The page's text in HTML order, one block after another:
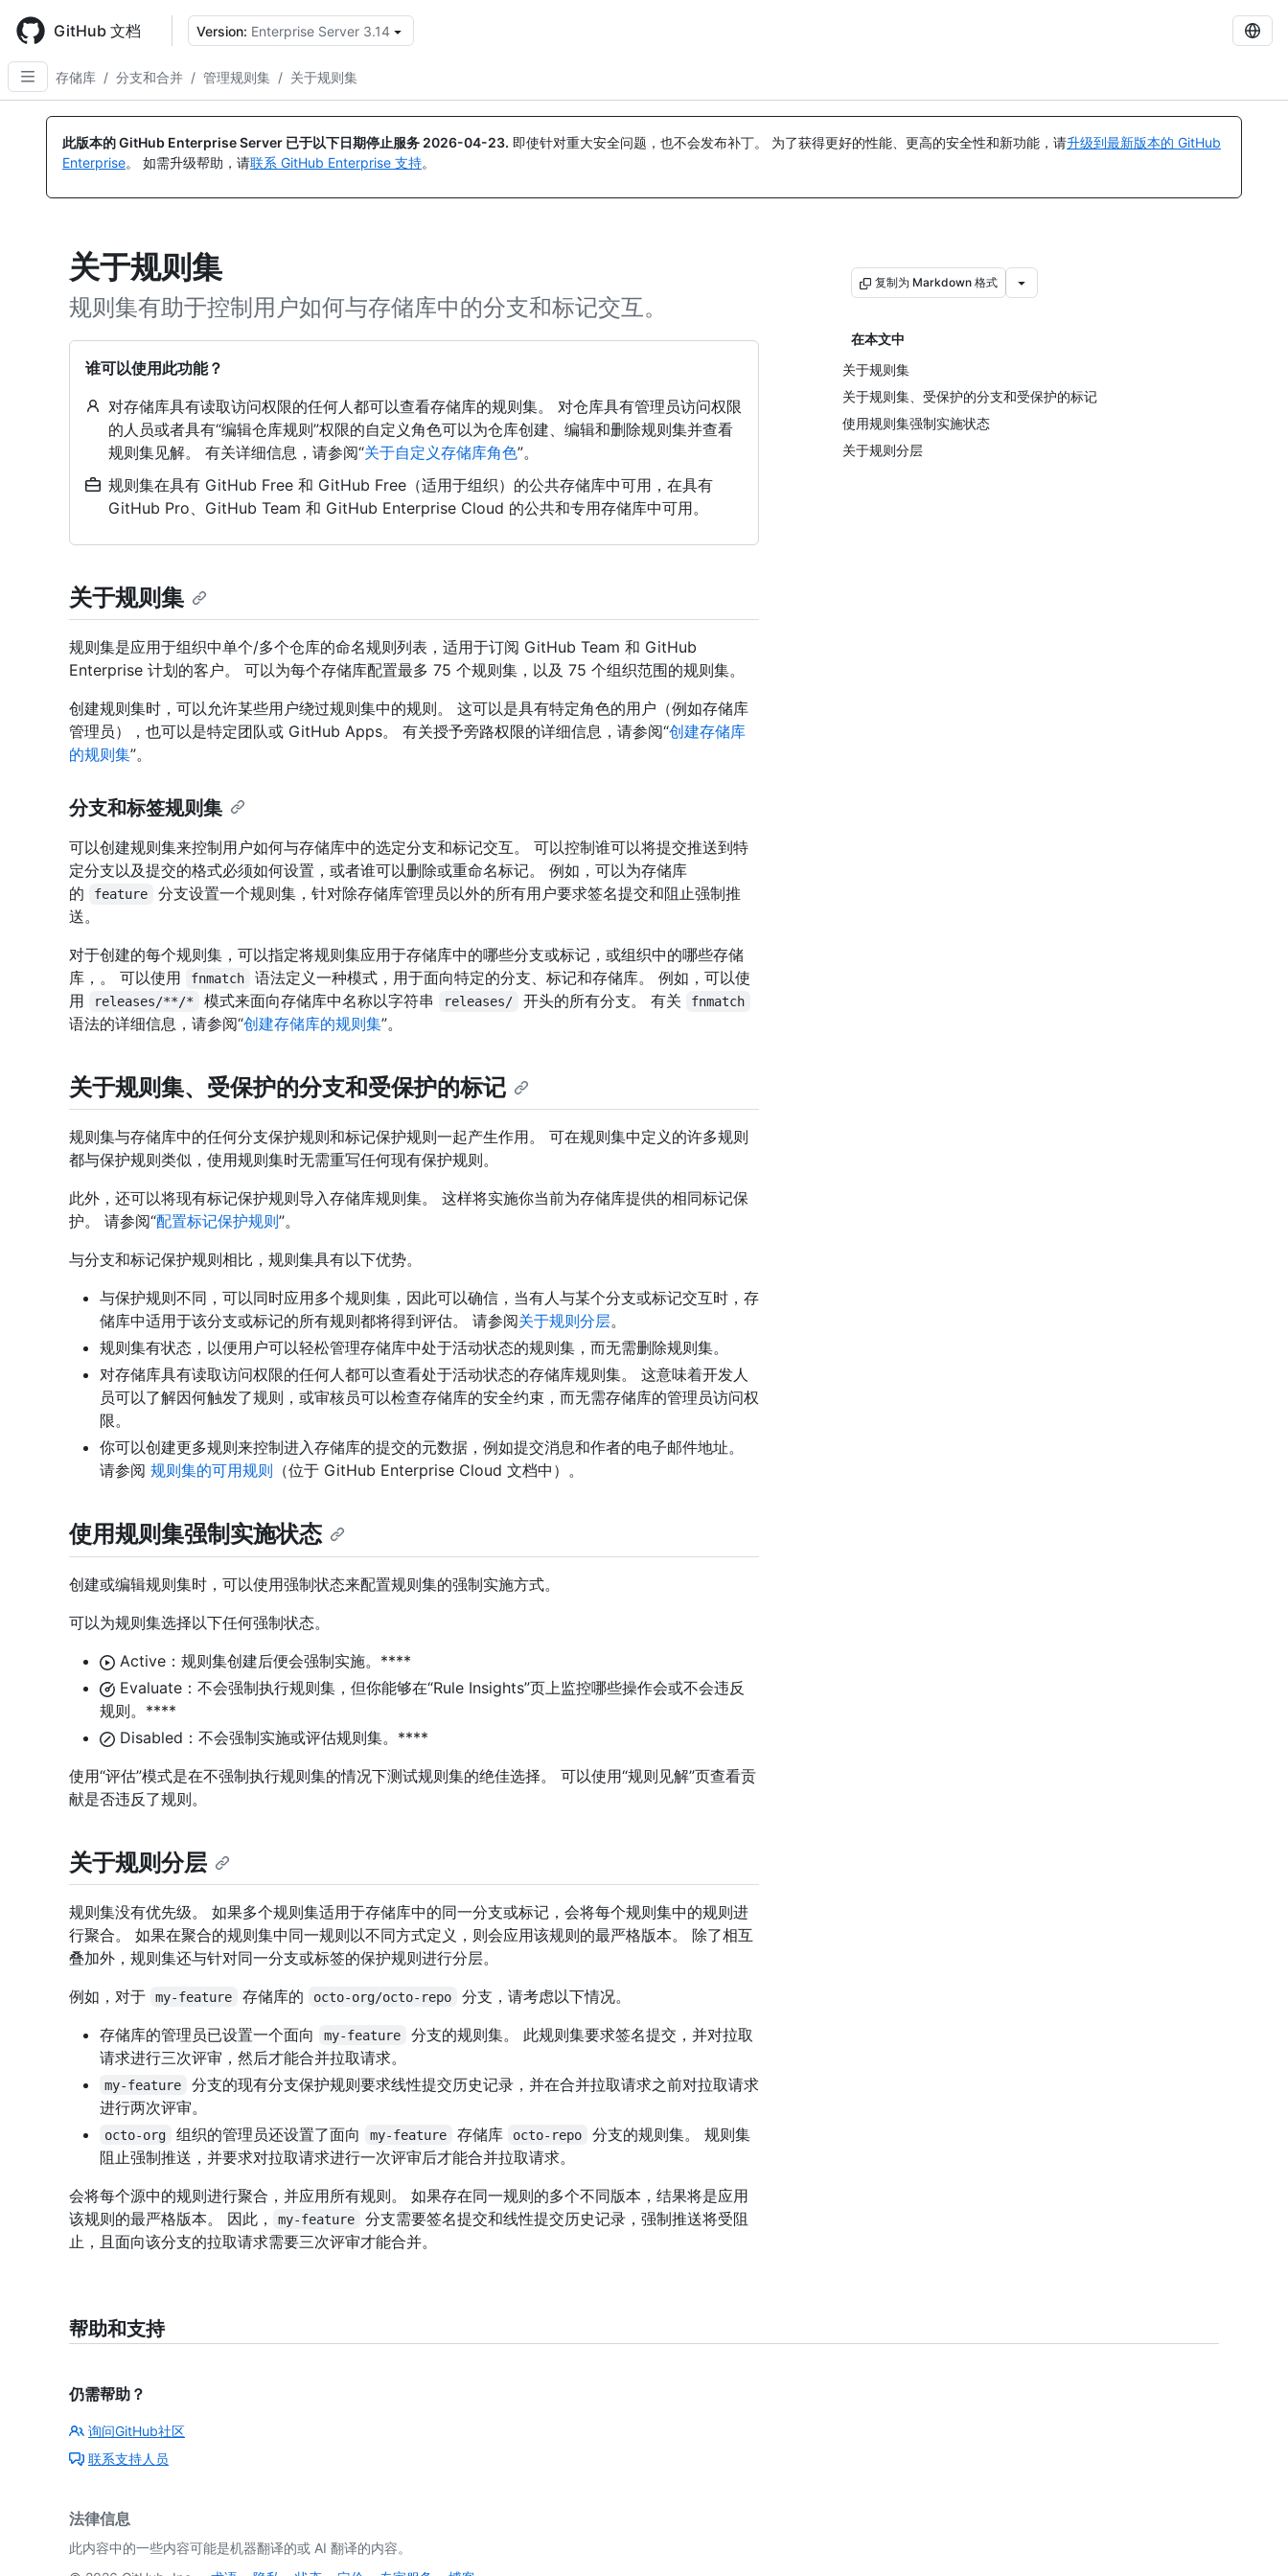
main
content
GitHub 文档 Version: Enterprise Server 3.14
存储库 / 分支和合并 / 管理规则集 / 关于规则集
此版本的 GitHub Enterprise Server 已于以下日期停止服务 2026-04-23. 即使针对重大安全问题，也不会发布补丁。 为了获得更好的性能、更高的安全性和新功能，请升级到最新版本的 GitHub
Enterprise。 如需升级帮助，请联系 GitHub Enterprise 支持。
关于规则集
规则集有助于控制用户如何与存储库中的分支和标记交互。
谁可以使用此功能？
对存储库具有读取访问权限的任何人都可以查看存储库的规则集。 对仓库具有管理员访问权限
的人员或者具有“编辑仓库规则”权限的自定义角色可以为仓库创建、编辑和删除规则集并查看
规则集见解。 有关详细信息，请参阅“关于自定义存储库角色”。
规则集在具有 GitHub Free 和 GitHub Free（适用于组织）的公共存储库中可用，在具有
GitHub Pro、GitHub Team 和 GitHub Enterprise Cloud 的公共和专用存储库中可用。
复制为 Markdown 格式
在本文中
关于规则集
关于规则集、受保护的分支和受保护的标记
使用规则集强制实施状态
关于规则分层
关于规则集
规则集是应用于组织中单个/多个仓库的命名规则列表，适用于订阅 GitHub Team 和 GitHub
Enterprise 计划的客户。 可以为每个存储库配置最多 75 个规则集，以及 75 个组织范围的规则集。
创建规则集时，可以允许某些用户绕过规则集中的规则。 这可以是具有特定角色的用户（例如存储库
管理员），也可以是特定团队或 GitHub Apps。 有关授予旁路权限的详细信息，请参阅“创建存储库
的规则集”。
分支和标签规则集
可以创建规则集来控制用户如何与存储库中的选定分支和标记交互。 可以控制谁可以将提交推送到特
定分支以及提交的格式必须如何设置，或者谁可以删除或重命名标记。 例如，可以为存储库
的
feature
分支设置一个规则集，针对除存储库管理员以外的所有用户要求签名提交和阻止强制推
送。
对于创建的每个规则集，可以指定将规则集应用于存储库中的哪些分支或标记，或组织中的哪些存储
库，。 可以使用
fnmatch
语法定义一种模式，用于面向特定的分支、标记和存储库。 例如，可以使
用
releases/**/* 模式来面向存储库中名称以字符串 releases/ 开头的所有分支。 有关 fnmatch
语法的详细信息，请参阅“创建存储库的规则集”。
关于规则集、受保护的分支和受保护的标记
规则集与存储库中的任何分支保护规则和标记保护规则一起产生作用。 可在规则集中定义的许多规则
都与保护规则类似，使用规则集时无需重写任何现有保护规则。
此外，还可以将现有标记保护规则导入存储库规则集。 这样将实施你当前为存储库提供的相同标记保
护。 请参阅“配置标记保护规则”。
与分支和标记保护规则相比，规则集具有以下优势。
与保护规则不同，可以同时应用多个规则集，因此可以确信，当有人与某个分支或标记交互时，存
储库中适用于该分支或标记的所有规则都将得到评估。 请参阅关于规则分层。
规则集有状态，以便用户可以轻松管理存储库中处于活动状态的规则集，而无需删除规则集。
对存储库具有读取访问权限的任何人都可以查看处于活动状态的存储库规则集。 这意味着开发人
员可以了解因何触发了规则，或审核员可以检查存储库的安全约束，而无需存储库的管理员访问权
限。
你可以创建更多规则来控制进入存储库的提交的元数据，例如提交消息和作者的电子邮件地址。
请参阅 规则集的可用规则 （位于 GitHub Enterprise Cloud 文档中）。
使用规则集强制实施状态
创建或编辑规则集时，可以使用强制状态来配置规则集的强制实施方式。
可以为规则集选择以下任何强制状态。
Active：规则集创建后便会强制实施。****
Evaluate：不会强制执行规则集，但你能够在“Rule Insights”页上监控哪些操作会或不会违反
规则。****
Disabled：不会强制实施或评估规则集。****
使用“评估”模式是在不强制执行规则集的情况下测试规则集的绝佳选择。 可以使用“规则见解”页查看贡
献是否违反了规则。
关于规则分层
规则集没有优先级。 如果多个规则集适用于存储库中的同一分支或标记，会将每个规则集中的规则进
行聚合。 如果在聚合的规则集中同一规则以不同方式定义，则会应用该规则的最严格版本。 除了相互
叠加外，规则集还与针对同一分支或标签的保护规则进行分层。
例如，对于
my-feature 存储库的 octo-org/octo-repo
分支，请考虑以下情况。
存储库的管理员已设置一个面向
my-feature
分支的规则集。 此规则集要求签名提交，并对拉取
请求进行三次评审，然后才能合并拉取请求。
my-feature
分支的现有分支保护规则要求线性提交历史记录，并在合并拉取请求之前对拉取请求
进行两次评审。
octo-org 组织的管理员还设置了面向 my-feature 存储库 octo-repo
分支的规则集。 规则集
阻止强制推送，并要求对拉取请求进行一次评审后才能合并拉取请求。
会将每个源中的规则进行聚合，并应用所有规则。 如果存在同一规则的多个不同版本，结果将是应用
该规则的最严格版本。 因此，
my-feature
分支需要签名提交和线性提交历史记录，强制推送将受阻
止，且面向该分支的拉取请求需要三次评审才能合并。
帮助和支持
仍需帮助？
询问GitHub社区
联系支持人员
法律信息
此内容中的一些内容可能是机器翻译的或 AI 翻译的内容。